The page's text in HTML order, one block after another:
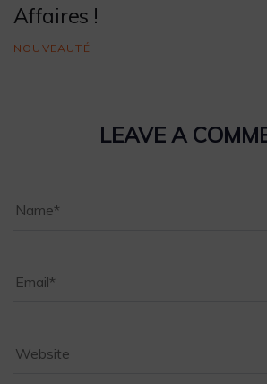
Affaires !
NOUVEAUTÉ
LEAVE A